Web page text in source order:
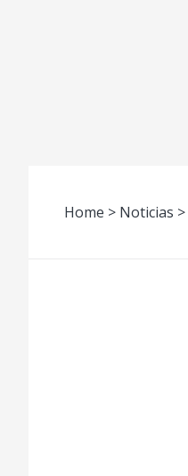
Home > Noticias >